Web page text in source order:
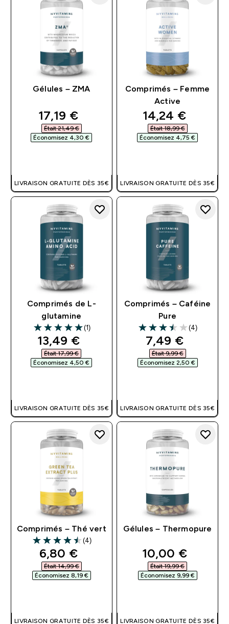
Gélules – ZMA
discounted price
17,19 €‎
Était 21,49 €‎
Économisez 4,30 €‎
LIVRAISON GRATUITE DÈS 35€
Comprimés – Femme
Active
discounted
14,24 €‎
Était 18,99 €‎
Économisez 4,75 €‎
LIVRAISON GRATUITE DÈS 35€
Comprimés de L-
glutamine
5 out of 5 stars
(1)
discounted price
13,49 €‎
Était 17,99 €‎
Économisez 4,50 €‎
LIVRAISON GRATUITE DÈS 35€
Comprimés – Caféine
Pure
3.5 out of 5 stars
(4)
discounted
7,49 €‎
Était 9,99 €‎
Économisez 2,50 €‎
LIVRAISON GRATUITE DÈS 35€
Comprimés – Thé vert
4.5 out of 5 stars
(4)
discounted price
6,80 €‎
Était 14,99 €‎
Économisez 8,19 €‎
LIVRAISON GRATUITE DÈS 35€
Gélules – Thermopure
discounted
10,00 €‎
Était 19,99 €‎
Économisez 9,99 €‎
LIVRAISON GRATUITE DÈS 35€